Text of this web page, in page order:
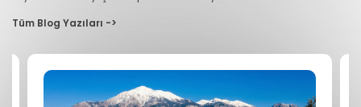
Tüm Blog Yazıları ->